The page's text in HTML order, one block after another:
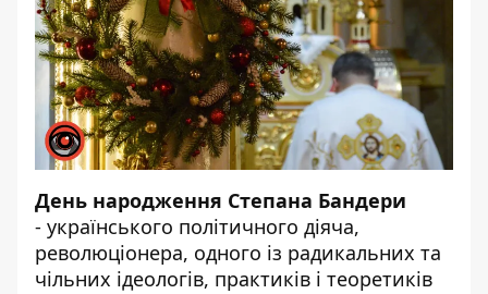
День народження Степана Бандери
- українського політичного діяча,
революціонера, одного із радикальних та
чільних ідеологів, практиків і теоретиків